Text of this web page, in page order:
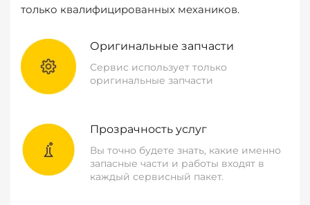
только квалифицированных механиков.
Оригинальные запчасти
Сервис использует только
оригинальные запчасти
Прозрачность услуг
Вы точно будете знать, какие именно
запасные части и работы входят в
каждый сервисный пакет.